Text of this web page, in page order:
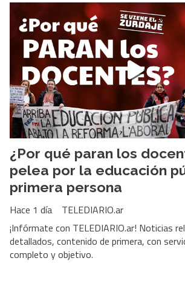
¿Por qué paran los
pelea por la educación
primera persona
TELEDIARIO.ar
Hace 1 día
¡Infórmate con TELEDIARIO.ar! Noticias
detallados, contenido de primera, con
completo y objetivo.